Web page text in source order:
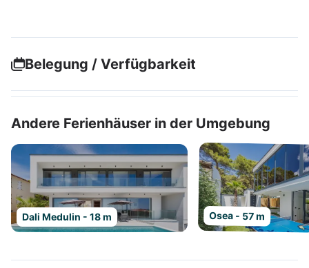
Belegung / Verfügbarkeit
Andere Ferienhäuser in der Umgebung
Dali Medulin - 18 m Osea - 57 m